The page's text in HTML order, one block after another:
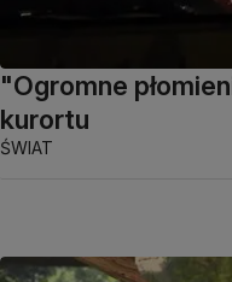
"Ogromne
kurortu
ŚWIAT